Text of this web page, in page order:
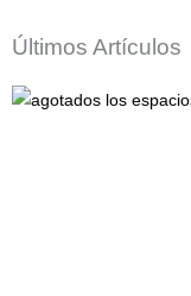
Últimos Artículos